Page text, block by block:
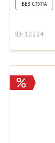
БЕЗ СТУЛА
ID: 12224